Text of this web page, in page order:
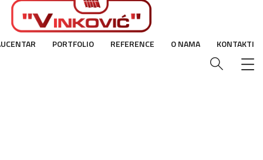
PORTFOLIO REFERENCE O NAMA KONTAKTI